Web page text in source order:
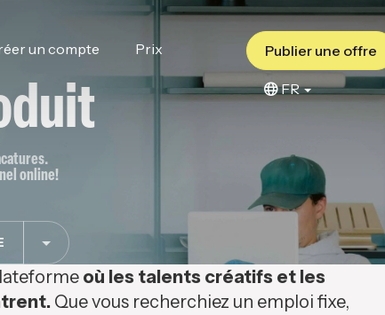
un compte Prix Publier une offre
FR
online!
où les talents créatifs et les
Que vous recherchiez un emploi fixe,